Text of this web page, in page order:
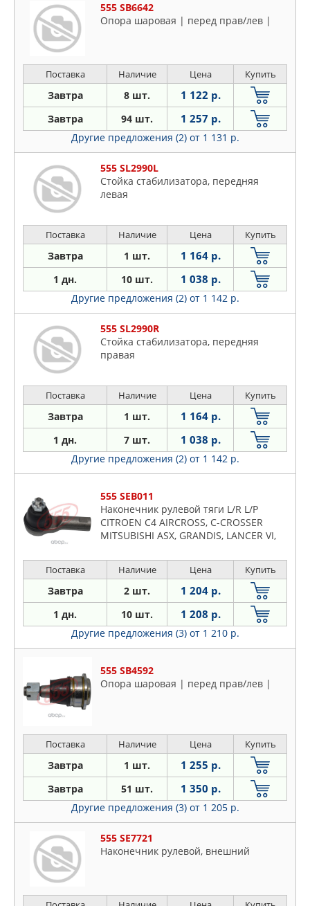
555 SB6642
Опора шаровая | перед прав/лев |
Поставка Наличие Цена Купить
Завтра 8 шт. 1 122 р.
Завтра 94 шт. 1 257 р.
Другие предложения (2) от 1 131 р.
555 SL2990L
Стойка стабилизатора, передняя
левая
Поставка Наличие Цена Купить
Завтра 1 шт. 1 164 р.
1 дн. 10 шт. 1 038 р.
Другие предложения (2) от 1 142 р.
555 SL2990R
Стойка стабилизатора, передняя
правая
Поставка Наличие Цена Купить
Завтра 1 шт. 1 164 р.
1 дн. 7 шт. 1 038 р.
Другие предложения (2) от 1 142 р.
555 SEB011
Наконечник рулевой тяги L/R L/P
CITROEN C4 AIRCROSS, C-CROSSER
MITSUBISHI ASX, GRANDIS, LANCER VI,
OUTLANDER II, OUTLANDER III PEUGEOT
4007 1.5-3.0 01.98-
Поставка Наличие Цена Купить
Завтра 2 шт. 1 204 р.
1 дн. 10 шт. 1 208 р.
Другие предложения (3) от 1 210 р.
555 SB4592
Опора шаровая | перед прав/лев |
Поставка Наличие Цена Купить
Завтра 1 шт. 1 255 р.
Завтра 51 шт. 1 350 р.
Другие предложения (3) от 1 205 р.
555 SE7721
Наконечник рулевой, внешний